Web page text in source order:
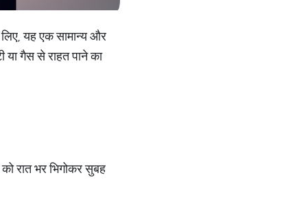
यह एक सामान्य और
या गैस से राहत पाने का
रात भर भिगोकर सुबह